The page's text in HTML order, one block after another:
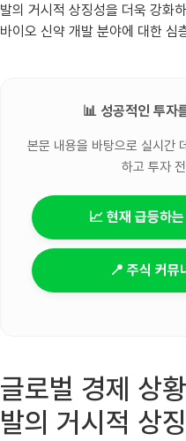
발의 거시적 상징성을 더욱 강화
바이오 신약 개발 분야에 대한 심
📊 성공적인 투자
본문 내용을 바탕으로 실시간
하고 투자
📈 현재 급등하
📍 주식 커뮤
글로벌 경제 상
발의 거시적 상